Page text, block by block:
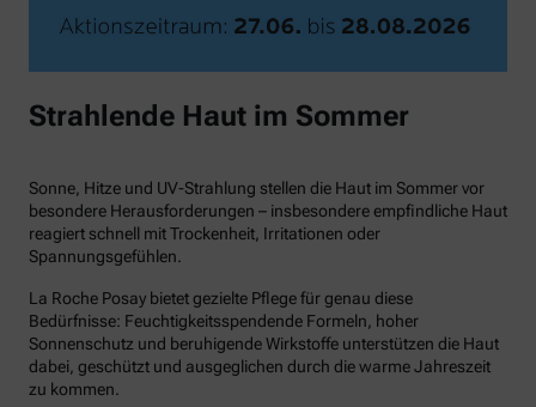
Strahlende Haut im Sommer
Sonne, Hitze und UV-Strahlung stellen die Haut im Sommer vor
besondere Herausforderungen – insbesondere empfindliche Haut
reagiert schnell mit Trockenheit, Irritationen oder
Spannungsgefühlen.
La Roche Posay bietet gezielte Pflege für genau diese
Bedürfnisse: Feuchtigkeitsspendende Formeln, hoher
Sonnenschutz und beruhigende Wirkstoffe unterstützen die Haut
dabei, geschützt und ausgeglichen durch die warme Jahreszeit
zu kommen.